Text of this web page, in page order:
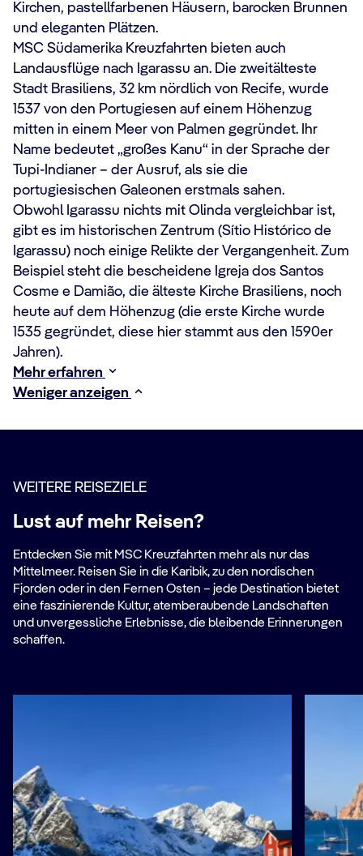
Kirchen, pastellfarbenen Häusern, barocken Brunnen
und eleganten Plätzen.
MSC Südamerika Kreuzfahrten bieten auch
Landausflüge nach Igarassu an. Die zweitälteste
Stadt Brasiliens, 32 km nördlich von Recife, wurde
1537 von den Portugiesen auf einem Höhenzug
mitten in einem Meer von Palmen gegründet. Ihr
Name bedeutet „großes Kanu“ in der Sprache der
Tupi-Indianer – der Ausruf, als sie die
portugiesischen Galeonen erstmals sahen.
Obwohl Igarassu nichts mit Olinda vergleichbar ist,
gibt es im historischen Zentrum (Sítio Histórico de
Igarassu) noch einige Relikte der Vergangenheit. Zum
Beispiel steht die bescheidene Igreja dos Santos
Cosme e Damião, die älteste Kirche Brasiliens, noch
heute auf dem Höhenzug (die erste Kirche wurde
1535 gegründet, diese hier stammt aus den 1590er
Jahren).
Mehr erfahren
Weniger anzeigen
WEITERE REISEZIELE
Lust auf mehr Reisen?
Entdecken Sie mit MSC Kreuzfahrten mehr als nur das
Mittelmeer. Reisen Sie in die Karibik, zu den nordischen
Fjorden oder in den Fernen Osten – jede Destination bietet
eine faszinierende Kultur, atemberaubende Landschaften
und unvergessliche Erlebnisse, die bleibende Erinnerungen
schaffen.